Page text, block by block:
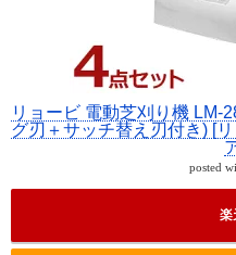
リョービ 電動芝刈り機 LM-
グ刃＋サッチ替え刃付き) [
posted
楽